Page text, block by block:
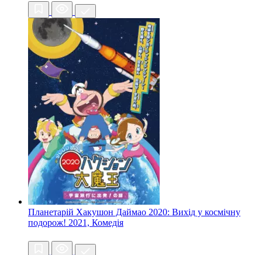
Планетарій Хакушон Даймао 2020: Вихід у космічну
подорож! 2021, Комедія